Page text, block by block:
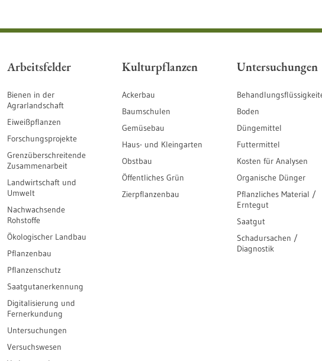
Arbeitsfelder
Bienen in der
Agrarlandschaft
Eiweißpflanzen
Forschungsprojekte
Grenzüberschreitende
Zusammenarbeit
Landwirtschaft und
Umwelt
Nachwachsende
Rohstoffe
Ökologischer Landbau
Pflanzenbau
Pflanzenschutz
Saatgutanerkennung
Digitalisierung und
Fernerkundung
Untersuchungen
Versuchswesen
Kulturpflanzen
Ackerbau
Baumschulen
Gemüsebau
Haus- und Kleingarten
Obstbau
Öffentliches Grün
Zierpflanzenbau
Untersuchungen
Boden
Düngemittel
Futtermittel
Kosten für Analysen
Organische Dünger
Pflanzliches Material /
Erntegut
Saatgut
Schadursachen /
Diagnostik